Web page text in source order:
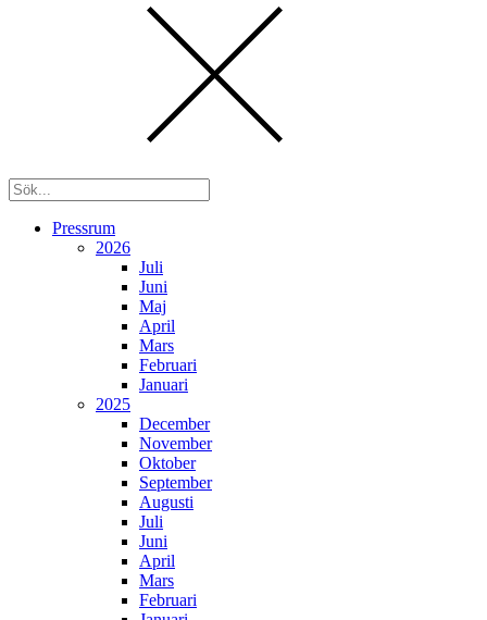
Pressrum
2026
Juli
Juni
Maj
April
Mars
Februari
Januari
2025
December
November
Oktober
September
Augusti
Juli
Juni
April
Mars
Februari